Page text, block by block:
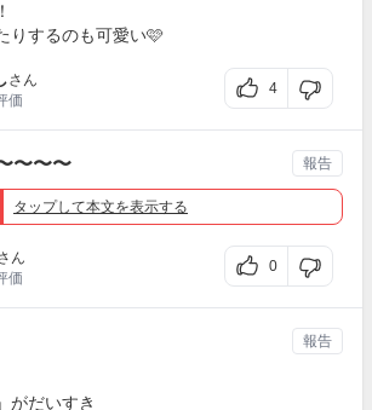
りするのも可愛い🩷
さん
価
4
〜〜〜
タップして本文を表示する
ん
価
0
報告
がだいすき
報告